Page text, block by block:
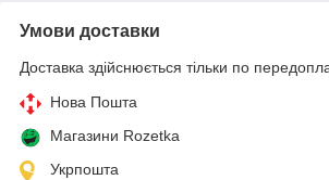
Умови доставки
Доставка здійснюється тільки по
Нова Пошта
Магазини Rozetka
Укрпошта